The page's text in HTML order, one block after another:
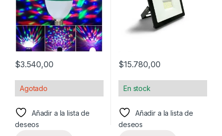
$3.540,00
Agotado
Añadir a la lista de
deseos
$15.780,00
En stock
Añadir a la lista de
deseos